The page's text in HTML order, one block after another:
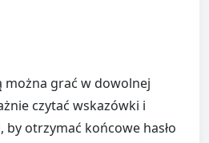
grać w dowolnej
czytać wskazówki i
by otrzymać końcowe hasło